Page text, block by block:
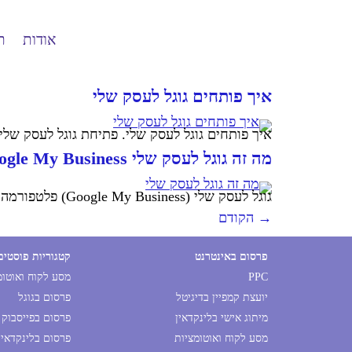
אודות
איך פותחים גוגל לעסק שלי
איך פותחים גוגל לעסק שלי. פתיחת גוגל לעסק
מה זה גוגל לעסק שלי Google My Business
גוגל לעסק שלי (Google My Business) פלטפורמה מעולה לעסקים מקומיים להופיע בחיפוש במקום הראשון ולהגיע ללקוחות חדשים.
→ הקודם
פרסום באינטרנט
PPC
יועצת קמפיין בדיגיטל
מיתוג אישי בלינקדאין
מסע לקוח ואוטומציות
קטגוריות
מסע לקוח
פרסום בגוגל
פרסום בפייסבוק
פרסום